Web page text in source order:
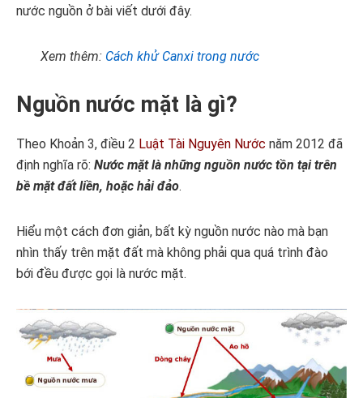
nước nguồn ở bài viết dưới đây.
Xem thêm: Cách khử Canxi trong nước
Nguồn nước mặt là gì?
Theo Khoản 3, điều 2 Luật Tài Nguyên Nước năm 2012 đã
định nghĩa rõ: Nước mặt là những nguồn nước tồn tại trên
bề mặt đất liền, hoặc hải đảo.
Hiểu một cách đơn giản, bất kỳ nguồn nước nào mà bạn
nhìn thấy trên mặt đất mà không phải qua quá trình đào
bới đều được gọi là nước mặt.